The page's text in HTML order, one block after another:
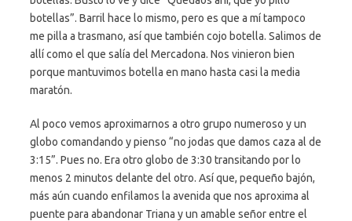
botellas”. Barril hace lo mismo, pero es que a mí tampoco
me pilla a trasmano, así que también cojo botella. Salimos de
allí como el que salía del Mercadona. Nos vinieron bien
porque mantuvimos botella en mano hasta casi la media
maratón.
Al poco vemos aproximarnos a otro grupo numeroso y un
globo comandando y pienso “no jodas que damos caza al de
3:15”. Pues no. Era otro globo de 3:30 transitando por lo
menos 2 minutos delante del otro. Así que, pequeño bajón,
más aún cuando enfilamos la avenida que nos aproxima al
puente para abandonar Triana y un amable señor entre el